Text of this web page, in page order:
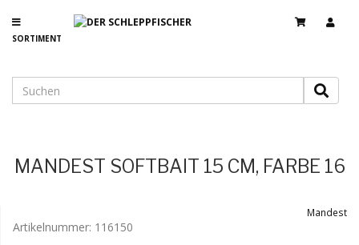
SORTIMENT
MANDEST SOFTBAIT 15 CM, FARBE 16
Mandest
Artikelnummer: 116150